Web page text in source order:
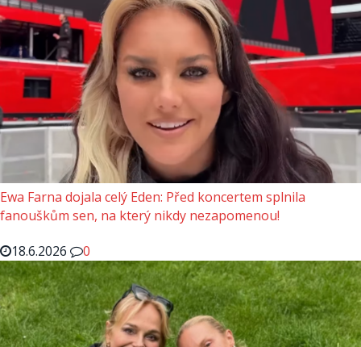
Ewa Farna dojala celý Eden: Před koncertem splnila
fanouškům sen, na který nikdy nezapomenou!
18.6.2026
0